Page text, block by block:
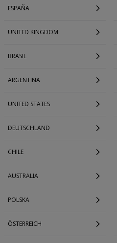
ESPAÑA
UNITED KINGDOM
BRASIL
ARGENTINA
UNITED STATES
DEUTSCHLAND
CHILE
AUSTRALIA
POLSKA
ÖSTERREICH